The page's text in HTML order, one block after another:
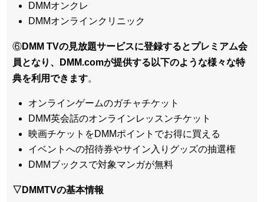
DMMオンクレ
DMMオンラインクリニック
⑥DMM TVの見放題サービスに登録するとプレミアム会
員となり、DMM.comが提供する以下のような様々な特
典を利用できます。
オンラインゲームのガチャチケット
DMM英会話のオンラインレッスンチケット
映画チケットをDMMポイントでお得に買える
イベントへの招待券やサイン入りグッズの抽選権
DMMブックスで対象マンガが無料
▽DMMTVの基本情報